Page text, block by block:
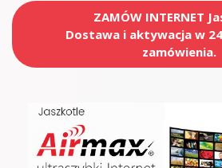
ZAMÓW INTERNET
Dostawa i aktywacja w
zamówienia.